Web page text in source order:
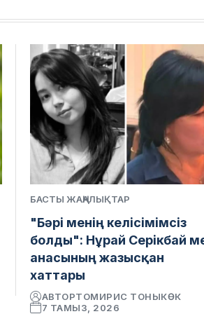
БАСТЫ ЖАҢАЛЫҚТАР
"Бәрі менің келісімімсіз
болды": Нұрай Серікбай
анасының жазысқан
хаттары
АВТОРТОМИРИС ТОНЫКӨК
7 ТАМЫЗ, 2026